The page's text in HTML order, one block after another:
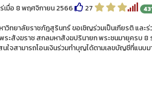
เมื่อ 8 พฤศจิกายน 2566 27
ยาลัยราชภัฎสุรินทร์ ขอเชิญร่วมเป็นเกียรติ และร่
ระสังฆราช สกลมหาสังฆปรินายก พระชนมายุครบ
นใจสามารถโอนเงินร่วมทำบุญได้ตามเลขบัญชีที่แน